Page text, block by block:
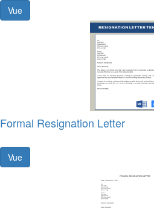
Vue
Formal Resignation Letter
Vue